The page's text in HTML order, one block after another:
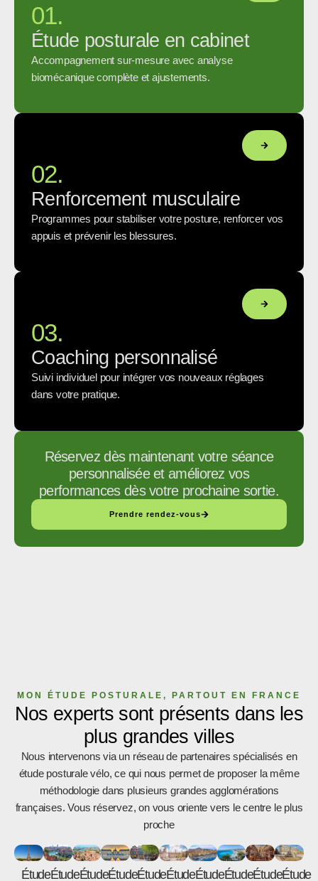
01.
Étude posturale en cabinet
Accompagnement sur-mesure avec analyse
biomécanique complète et ajustements.
02.
Renforcement musculaire
Programmes pour stabiliser votre posture, renforcer vos
appuis et prévenir les blessures.
03.
Coaching personnalisé
Suivi individuel pour intégrer vos nouveaux réglages
dans votre pratique.
Réservez dès maintenant votre séance
personnalisée et améliorez vos
performances dès votre prochaine sortie.
Prendre rendez-vous
MON ÉTUDE POSTURALE, PARTOUT EN FRANCE
Nos experts sont présents dans les
plus grandes villes
Nous intervenons via un réseau de partenaires spécialisés en
étude posturale vélo, ce qui nous permet de proposer la même
méthodologie dans plusieurs grandes agglomérations
françaises. Vous réservez, on vous oriente vers le centre le plus
proche
ÉtudeÉtudeÉtudeÉtudeÉtudeÉtudeÉtudeÉtudeÉtudeÉtude